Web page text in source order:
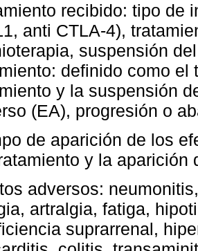
recibido: tipo de
anti CTLA-4),
suspensión
definido como el
y la suspensión
(EA), progresión o
de aparición de los
y la aparición
adversos:
artralgia, fatiga,
suprarrenal,